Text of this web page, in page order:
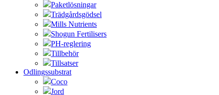
Paketlösningar
Trädgårdsgödsel
Mills Nutrients
Shogun Fertilisers
PH-reglering
Tillbehör
Tillsatser
Odlingssubstrat
Coco
Jord